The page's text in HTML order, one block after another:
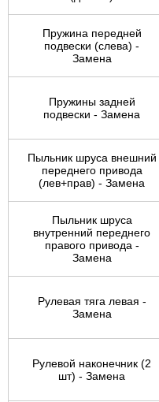
Пружина передней
подвески (слева) -
Замена
Пружины задней
подвески - Замена
Пыльник шруса внешний
переднего привода
(лев+прав) - Замена
Пыльник шруса
внутренний переднего
правого привода -
Замена
Рулевая тяга левая -
Замена
Рулевой наконечник (2
шт) - Замена